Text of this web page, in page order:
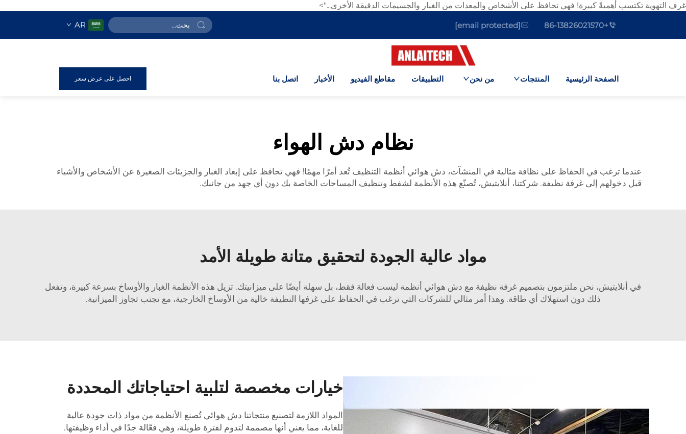
غرف التهوية تكتسب أهميةً كبيرة! فهي تحافظ على الأشخاص والمعدات من الغبار والجسيمات الدقيقة الأخرى...">
+86-13826021570
[email protected]
AR
الصفحة الرئيسية المنتجات من نحن التطبيقات مقاطع الفيديو الأخبار اتصل بنا احصل على عرض سعر
نظام دش الهواء
عندما ترغب في الحفاظ على نظافة مثالية في المنشآت، دش هوائي أنظمة التنظيف تُعد أمرًا مهمًا! فهي تحافظ على إبعاد الغبار والجزيئات الصغيرة عن الأشخاص والأشياء
قبل دخولهم إلى غرفة نظيفة. شركتنا، أنلايتيش، تُصنّع هذه الأنظمة لشفط وتنظيف المساحات الخاصة بك دون أي جهد من جانبك.
مواد عالية الجودة لتحقيق متانة طويلة الأمد
في أنلايتيش، نحن ملتزمون بتصميم غرفة نظيفة مع دش هوائي أنظمة ليست فعالة فقط، بل سهلة أيضًا على ميزانيتك. تزيل هذه الأنظمة الغبار والأوساخ بسرعة كبيرة، وتفعل
ذلك دون استهلاك أي طاقة. وهذا أمر مثالي للشركات التي ترغب في الحفاظ على غرفها النظيفة خالية من الأوساخ الخارجية، مع تجنب تجاوز الميزانية.
خيارات مخصصة لتلبية احتياجاتك المحددة
المواد اللازمة لتصنيع منتجاتنا دش هوائي تُصنع الأنظمة من مواد ذات جودة عالية
للغاية، مما يعني أنها مصممة لتدوم لفترة طويلة، وهي فعّالة جدًا في أداء وظيفتها.